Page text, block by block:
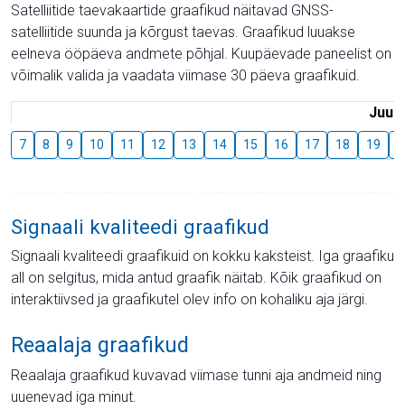
Satelliitide taevakaartide graafikud näitavad GNSS-
satelliitide suunda ja kõrgust taevas. Graafikud luuakse
eelneva ööpäeva andmete põhjal. Kuupäevade paneelist on
võimalik valida ja vaadata viimase 30 päeva graafikuid.
Juuli
7 8 9 10 11 12 13 14 15 16 17 18 19
Signaali kvaliteedi graafikud
Signaali kvaliteedi graafikuid on kokku kaksteist. Iga graafiku
all on selgitus, mida antud graafik näitab. Kõik graafikud on
interaktiivsed ja graafikutel olev info on kohaliku aja järgi.
Reaalaja graafikud
Reaalaja graafikud kuvavad viimase tunni aja andmeid ning
uuenevad iga minut.